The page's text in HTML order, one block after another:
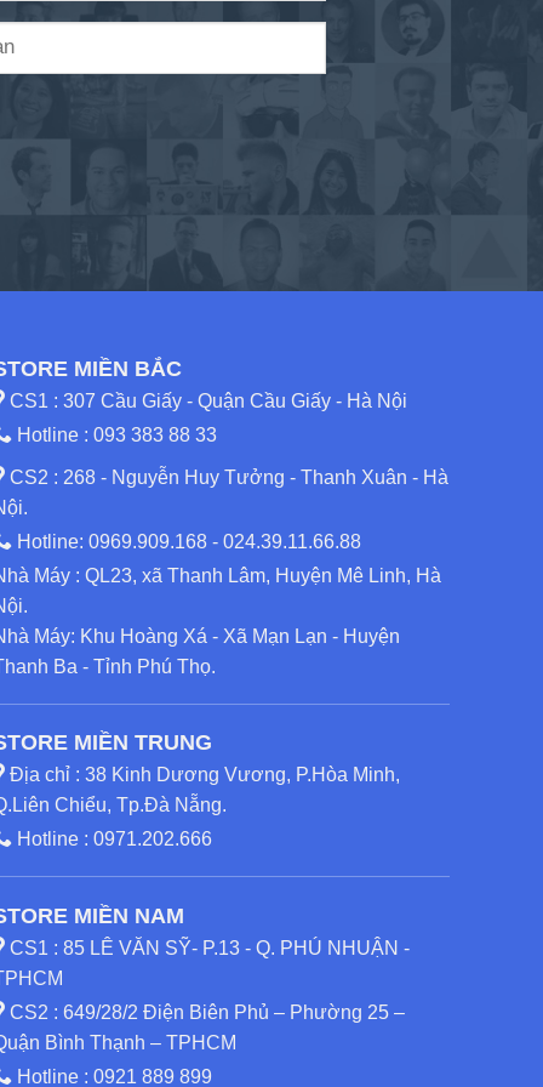
MIỀN BẮC
CS1 : 307 Cầu Giấy - Quận Cầu Giấy - Hà Nội
Hotline :093 383 88 33
CS2 : 268 - Nguyễn Huy Tưởng - Thanh Xuân - Hà
Hotline:0969.909.168 -024.39.11.66.88
Máy : QL23, xã Thanh Lâm, Huyện Mê Linh, Hà
Máy: Khu Hoàng Xá - Xã Mạn Lạn - Huyện
Ba - Tỉnh Phú Thọ.
MIỀN TRUNG
Địa chỉ : 38 Kinh Dương Vương, P.Hòa Minh,
Chiểu, Tp.Đà Nẵng.
Hotline :0971.202.666
MIỀN NAM
CS1 : 85 LÊ VĂN SỸ- P.13 - Q. PHÚ NHUẬN -
CS2 : 649/28/2 Điện Biên Phủ – Phường 25 –
Bình Thạnh – TPHCM
Hotline :0921 889 899